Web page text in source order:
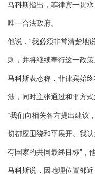
马科斯指出，菲律宾一贯
唯一合法政府。
他说，“我必须非常清楚地
则，并将继续奉行这一政策
马科斯表态称，菲律宾始
涉，同时主张通过和平方式
“我们向相关各方提出建议
切都应围绕和平展开。我
有国家的共同最终目标”，
马科斯说，因地理位置邻